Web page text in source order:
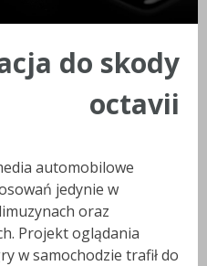
do skody
octavii
automobilowe
jedynie w
oraz
Projekt oglądania
w samochodzie trafił do